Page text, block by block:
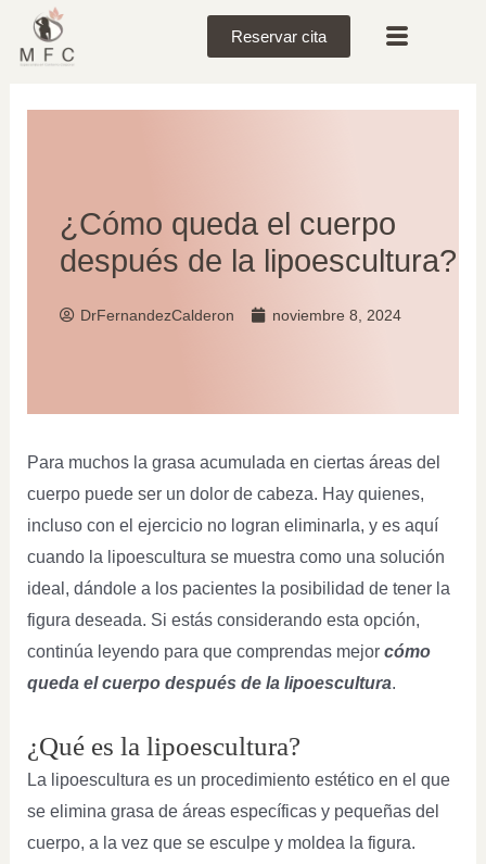
Reservar cita
¿Cómo queda el cuerpo
después de la lipoescultura?
DrFernandezCalderon noviembre 8, 2024
Para muchos la grasa acumulada en ciertas áreas del
cuerpo puede ser un dolor de cabeza. Hay quienes,
incluso con el ejercicio no logran eliminarla, y es aquí
cuando la lipoescultura se muestra como una solución
ideal, dándole a los pacientes la posibilidad de tener la
figura deseada. Si estás considerando esta opción,
continúa leyendo para que comprendas mejor cómo
queda el cuerpo después de la lipoescultura.
¿Qué es la lipoescultura?
La lipoescultura es un procedimiento estético en el que
se elimina grasa de áreas específicas y pequeñas del
cuerpo, a la vez que se esculpe y moldea la figura.